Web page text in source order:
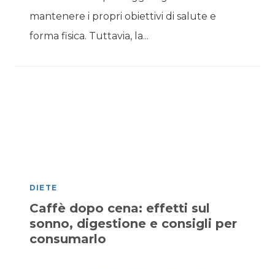
mantenere i propri obiettivi di salute e
forma fisica. Tuttavia, la...
DIETE
Caffè dopo cena: effetti sul
sonno, digestione e consigli per
consumarlo